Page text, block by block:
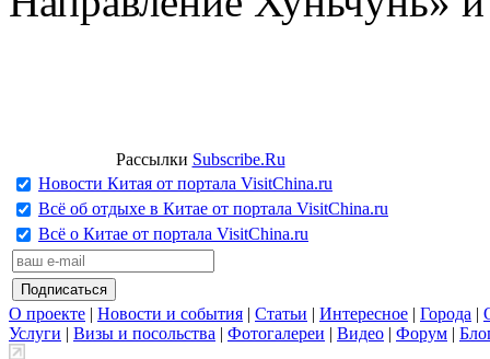
Рассылки Subscribe.Ru
Новости Китая от портала VisitChina.ru
Всё об отдыхе в Китае от портала VisitChina.ru
Всё о Китае от портала VisitChina.ru
О проекте | Новости и события | Статьи | Интересное | Города |
Услуги | Визы и посольства | Фотогалереи | Видео | Форум |